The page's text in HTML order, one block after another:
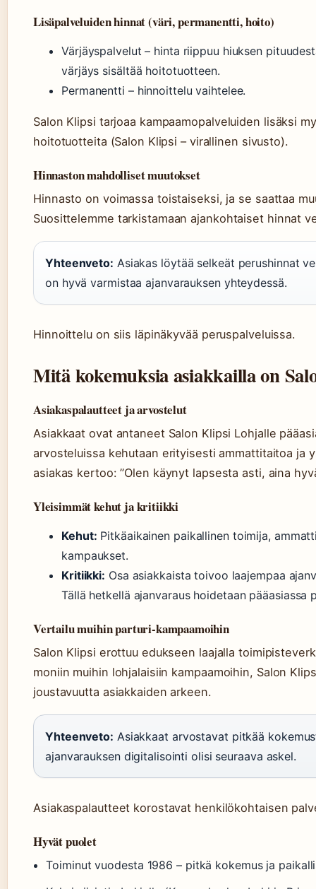
Lisäpalveluiden hinnat (väri, permanentti, hoito)
Värjäyspalvelut – hinta riippuu hiuksen
värjäys sisältää hoitotuotteen.
Permanentti – hinnoittelu vaihtelee.
Salon Klipsi tarjoaa kampaamopalveluiden lisäksi
hoitotuotteita (Salon Klipsi – virallinen sivusto).
Hinnaston mahdolliset muutokset
Hinnasto on voimassa toistaiseksi, ja se saattaa
Suosittelemme tarkistamaan ajankohtaiset hinnat
Yhteenveto: Asiakas löytää selkeät perushinnat
on hyvä varmistaa ajanvarauksen yhteydessä.
Hinnoittelu on siis läpinäkyvää peruspalveluissa.
Mitä kokemuksia asiakkailla on
Asiakaspalautteet ja arvostelut
Asiakkaat ovat antaneet Salon Klipsi Lohjalle
arvosteluissa kehutaan erityisesti ammattitaitoa ja
asiakas kertoo: ”Olen käynyt lapsesta asti, aina
Yleisimmät kehut ja kritiikki
Kehut: Pitkäaikainen paikallinen toimija,
kampaukset.
Kritiikki: Osa asiakkaista toivoo laajempaa
Tällä hetkellä ajanvaraus hoidetaan pääasiassa
Vertailu muihin parturi-kampaamoihin
Salon Klipsi erottuu edukseen laajalla
moniin muihin lohjalaisiin kampaamoihin, Salon
joustavuutta asiakkaiden arkeen.
Yhteenveto: Asiakkaat arvostavat pitkää
ajanvarauksen digitalisointi olisi seuraava askel.
Asiakaspalautteet korostavat henkilökohtaisen
Hyvät puolet
Toiminut vuodesta 1986 – pitkä kokemus ja